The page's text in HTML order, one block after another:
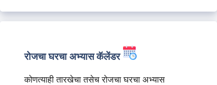
रोजचा घरचा अभ्यास कॅलेंडर
कोणत्याही तारखेचा तसेच रोजचा घरचा अभ्यास